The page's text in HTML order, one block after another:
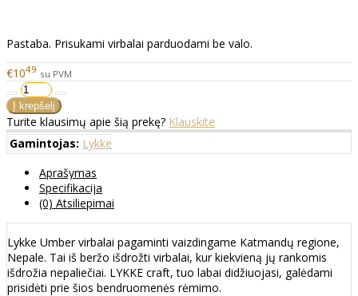
Pastaba. Prisukami virbalai parduodami be valo.
€1049 su PVM
Turite klausimų apie šią prekę? Klauskite
Gamintojas: Lykke
Aprašymas
Specifikacija
(0) Atsiliepimai
Lykke Umber virbalai pagaminti vaizdingame Katmandų regione,
Nepale. Tai iš beržo išdrožti virbalai, kur kiekvieną jų rankomis
išdrožia nepaliečiai. LYKKE craft, tuo labai didžiuojasi, galėdami
prisidėti prie šios bendruomenės rėmimo.